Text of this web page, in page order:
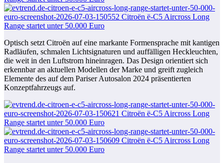
Optisch setzt Citroën auf eine markante Formensprache mit kantigen
Radläufen, schmalen Lichtsignaturen und auffälligen Heckleuchten,
die weit in den Luftstrom hineinragen. Das Design orientiert sich
erkennbar an aktuellen Modellen der Marke und greift zugleich
Elemente des auf dem Pariser Autosalon 2024 präsentierten
Konzeptfahrzeugs auf.